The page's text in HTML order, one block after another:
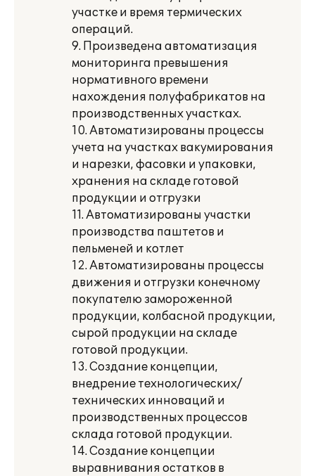
участке и время термических
операций.
9. Произведена автоматизация
мониторинга превышения
нормативного времени
нахождения полуфабрикатов на
производственных участках.
10. Автоматизированы процессы
учета на участках вакумирования
и нарезки, фасовки и упаковки,
хранения на складе готовой
продукции и отгрузки
11. Автоматизированы участки
производства паштетов и
пельменей и котлет
12. Автоматизированы процессы
движения и отгрузки конечному
покупателю замороженной
продукции, колбасной продукции,
сырой продукции на складе
готовой продукции.
13. Создание концепции,
внедрение технологических/
технических инноваций и
производственных процессов
склада готовой продукции.
14. Создание концепции
выравнивания остатков в